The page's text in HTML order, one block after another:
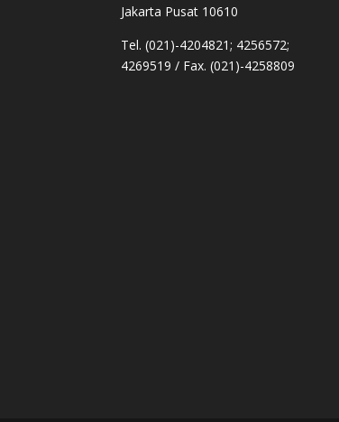
Jakarta Pusat 10610
Tel. (021)-4204821; 4256572;
4269519 / Fax. (021)-4258809